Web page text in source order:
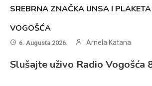
SREBRNA ZNAČKA UNSA I
VOGOŠĆA
6. Augusta 2026. Arnela Katana
Slušajte uživo Radio Vogošća